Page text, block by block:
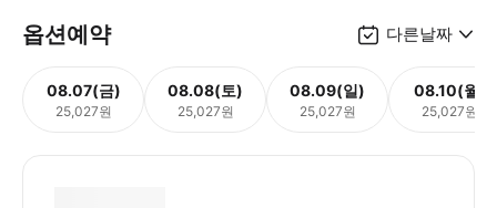
옵션예약 다른날짜
08.07(금)
25,027원
08.08(토)
25,027원
08.09(일)
25,027원
08.10(월)
25,027원